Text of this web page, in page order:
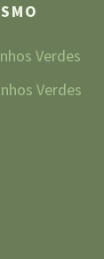
Verdes
Verdes